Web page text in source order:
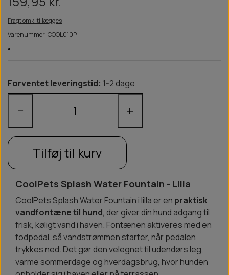
Fragt omk. tillægges
Varenummer: COOL010P
Forventet leveringstid: 1-2 dage
− +
Tilføj til kurv
CoolPets Splash Water Fountain - Lilla
CoolPets Splash Water Fountain i lilla er en praktisk
vandfontæne til hund, der giver din hund adgang til
frisk, køligt vand i haven. Fontænen aktiveres med en
fodpedal, så vandstrømmen starter, når pedalen
trykkes ned. Det gør den velegnet til udendørs leg,
varme sommerdage og hverdagsbrug, hvor hunden